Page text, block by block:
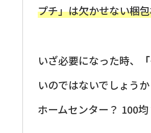
プチ」は欠かせない梱
いざ必要になった時、
いのではないでしょうか
ホームセンター？ 100